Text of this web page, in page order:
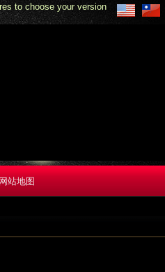
to choose your version
站地图